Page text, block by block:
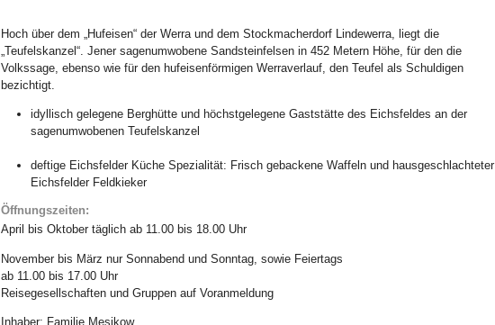
Hoch über dem „Hufeisen“ der Werra und dem Stockmacherdorf Lindewerra, liegt die
„Teufelskanzel“. Jener sagenumwobene Sandsteinfelsen in 452 Metern Höhe, für den die
Volkssage, ebenso wie für den hufeisenförmigen Werraverlauf, den Teufel als Schuldigen
bezichtigt.
idyllisch gelegene Berghütte und höchstgelegene Gaststätte des Eichsfeldes an der
sagenumwobenen Teufelskanzel
deftige Eichsfelder Küche Spezialität: Frisch gebackene Waffeln und hausgeschlachteter
Eichsfelder Feldkieker
Öffnungszeiten:
April bis Oktober täglich ab 11.00 bis 18.00 Uhr
November bis März nur Sonnabend und Sonntag, sowie Feiertags
ab 11.00 bis 17.00 Uhr
Reisegesellschaften und Gruppen auf Voranmeldung
Inhaber: Familie Mesikow